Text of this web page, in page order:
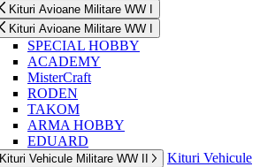
Kituri Avioane Militare WW I
Kituri Avioane Militare WW I
SPECIAL HOBBY
ACADEMY
MisterCraft
RODEN
TAKOM
ARMA HOBBY
EDUARD
Kituri Vehicule Militare WW II
Kituri Vehicule